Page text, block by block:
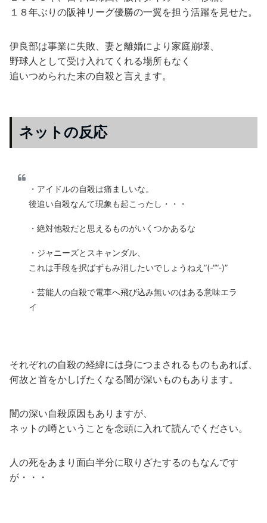
１８年ぶりの阪神リーグ優勝の一翼を担う活躍を見せた。
伊良部は事業に失敗、妻と離婚により家庭崩壊、
野球人として受け入れてくれる場所もなく
追いつめられた末の自殺と言えます。
ネットの反応
・アイドルの自殺は痛ましいな。
後追い自殺なんて現象も起こったし・・・
・絶対他殺だと思えるものがいくつかあるな
・ジャニーズとスキャンダル、
これは手段を択ばずもみ消したいでしょうねえ”(-“”-)”
・芸能人の自殺で電車へ飛び込み無いのはある意味エラ
イ
それぞれの自殺の経緯には身につまされるものもあれば、
何故と首をかしげたくなる闇が深いものもあります。
闇の深い自殺原因もありますが、
ネットの噂ということを念頭に入れて読んでください。
人の死をあまり面白半分に取りざたするのもなんです
が・・・